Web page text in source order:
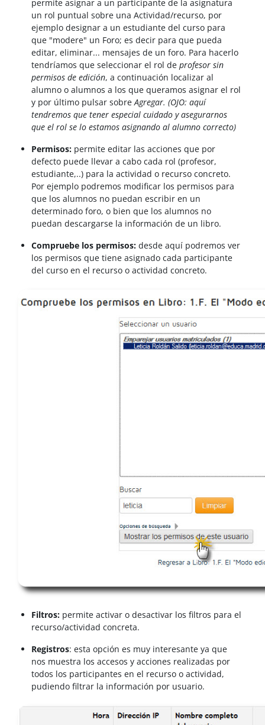
permite asignar a un participante de la asignatura
un rol puntual sobre una Actividad/recurso, por
ejemplo designar a un estudiante del curso para
que "modere" un Foro; es decir para que pueda
editar, eliminar... mensajes de un foro. Para hacerlo
tendríamos que seleccionar el rol de profesor sin
permisos de edición, a continuación localizar al
alumno o alumnos a los que queramos asignar el rol
y por último pulsar sobreAgregar. (OJO: aquí
tendremos que tener especial cuidado y asegurarnos
que el rol se lo estamos asignando al alumno correcto)
Permisos:permite editar las acciones que por
defecto puede llevar a cabo cada rol (profesor,
estudiante,..) para la actividad o recurso concreto.
Por ejemplo podremos modificar los permisos para
que los alumnos no puedan escribir en un
determinado foro, o bien que los alumnos no
puedan descargarse la información de un libro.
Compruebe los permisos:desde aquí podremos ver
los permisos que tiene asignado cada participante
del curso en el recurso o actividad concreto.
Filtros:permite activar o desactivar los filtros para el
recurso/actividad concreta.
Registros: esta opción es muy interesante ya que
nos muestra los accesos y acciones realizadas por
todos los participantes en el recurso o actividad,
pudiendo filtrar la información por usuario.